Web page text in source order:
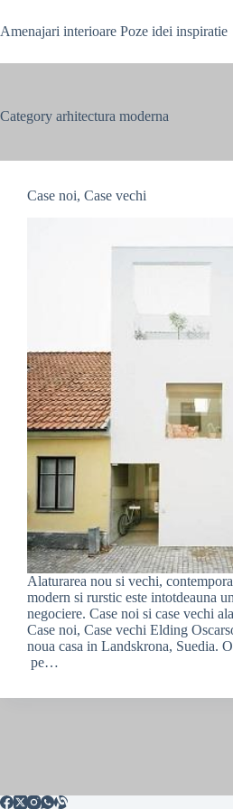
to
content
Amenajari interioare Poze idei inspiratie
Category arhitectura moderna
Case noi, Case vechi
Alaturarea nou si vechi,
modern si rurstic este intotdeauna
negociere. Case noi si case vechi
Case noi, Case vechi Elding
noua casa in Landskrona, Suedia.
pe…